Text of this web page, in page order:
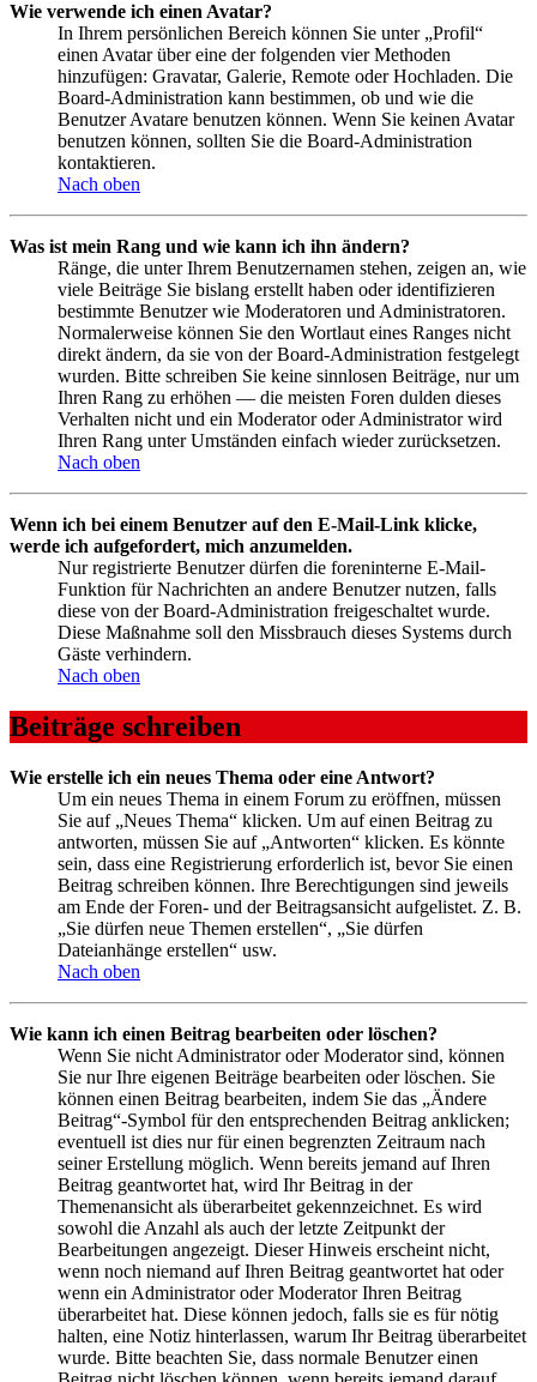
Wie verwende ich einen Avatar?
In Ihrem persönlichen Bereich können Sie unter „Profil“
einen Avatar über eine der folgenden vier Methoden
hinzufügen: Gravatar, Galerie, Remote oder Hochladen. Die
Board-Administration kann bestimmen, ob und wie die
Benutzer Avatare benutzen können. Wenn Sie keinen Avatar
benutzen können, sollten Sie die Board-Administration
kontaktieren.
Nach oben
Was ist mein Rang und wie kann ich ihn ändern?
Ränge, die unter Ihrem Benutzernamen stehen, zeigen an, wie
viele Beiträge Sie bislang erstellt haben oder identifizieren
bestimmte Benutzer wie Moderatoren und Administratoren.
Normalerweise können Sie den Wortlaut eines Ranges nicht
direkt ändern, da sie von der Board-Administration festgelegt
wurden. Bitte schreiben Sie keine sinnlosen Beiträge, nur um
Ihren Rang zu erhöhen — die meisten Foren dulden dieses
Verhalten nicht und ein Moderator oder Administrator wird
Ihren Rang unter Umständen einfach wieder zurücksetzen.
Nach oben
Wenn ich bei einem Benutzer auf den E-Mail-Link klicke,
werde ich aufgefordert, mich anzumelden.
Nur registrierte Benutzer dürfen die foreninterne E-Mail-
Funktion für Nachrichten an andere Benutzer nutzen, falls
diese von der Board-Administration freigeschaltet wurde.
Diese Maßnahme soll den Missbrauch dieses Systems durch
Gäste verhindern.
Nach oben
Beiträge schreiben
Wie erstelle ich ein neues Thema oder eine Antwort?
Um ein neues Thema in einem Forum zu eröffnen, müssen
Sie auf „Neues Thema“ klicken. Um auf einen Beitrag zu
antworten, müssen Sie auf „Antworten“ klicken. Es könnte
sein, dass eine Registrierung erforderlich ist, bevor Sie einen
Beitrag schreiben können. Ihre Berechtigungen sind jeweils
am Ende der Foren- und der Beitragsansicht aufgelistet. Z. B.
„Sie dürfen neue Themen erstellen“, „Sie dürfen
Dateianhänge erstellen“ usw.
Nach oben
Wie kann ich einen Beitrag bearbeiten oder löschen?
Wenn Sie nicht Administrator oder Moderator sind, können
Sie nur Ihre eigenen Beiträge bearbeiten oder löschen. Sie
können einen Beitrag bearbeiten, indem Sie das „Ändere
Beitrag“-Symbol für den entsprechenden Beitrag anklicken;
eventuell ist dies nur für einen begrenzten Zeitraum nach
seiner Erstellung möglich. Wenn bereits jemand auf Ihren
Beitrag geantwortet hat, wird Ihr Beitrag in der
Themenansicht als überarbeitet gekennzeichnet. Es wird
sowohl die Anzahl als auch der letzte Zeitpunkt der
Bearbeitungen angezeigt. Dieser Hinweis erscheint nicht,
wenn noch niemand auf Ihren Beitrag geantwortet hat oder
wenn ein Administrator oder Moderator Ihren Beitrag
überarbeitet hat. Diese können jedoch, falls sie es für nötig
halten, eine Notiz hinterlassen, warum Ihr Beitrag überarbeitet
wurde. Bitte beachten Sie, dass normale Benutzer einen